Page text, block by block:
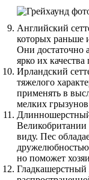
Английский
которых раньше
Они достаточно
ярко их
Ирландский
тяжелого
применять в
мелких
Великобритании
виду. Пес
но поможет
Гладкашерстный